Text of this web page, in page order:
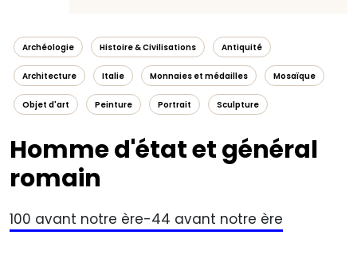
Archéologie Histoire & Civilisations Antiquité
Architecture Italie Monnaies et médailles Mosaïque
Objet d'art Peinture Portrait Sculpture
Homme d'état et général
romain
100 avant notre ère-44 avant notre ère